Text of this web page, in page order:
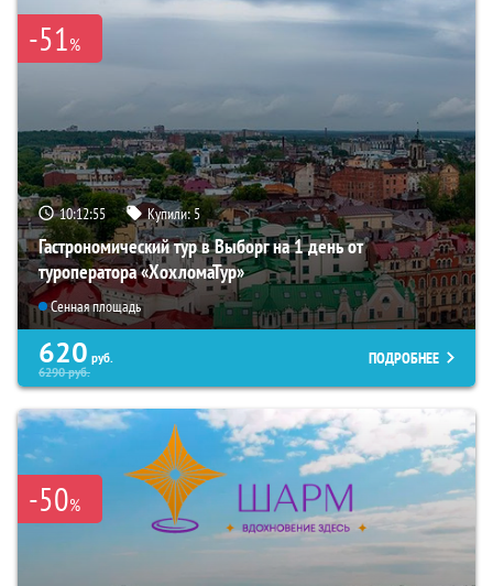
-51%
10:12:54 Купили:5
Гастрономический тур в Выборг на 1 день от
туроператора «ХохломаТур»
Сенная площадь
620 руб.
6290руб.
ПОДРОБНЕЕ
-50%